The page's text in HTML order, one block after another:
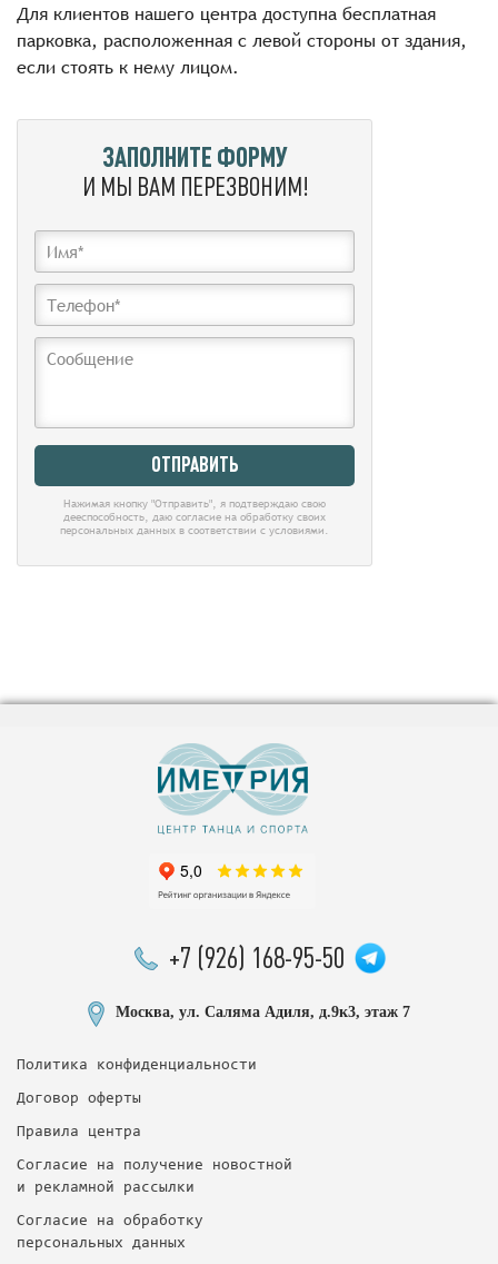
Для клиентов нашего центра доступна бесплатная
парковка, расположенная с левой стороны от здания,
если стоять к нему лицом.
ЗАПОЛНИТЕ ФОРМУ
И МЫ ВАМ ПЕРЕЗВОНИМ!
Нажимая кнопку "Отправить", я подтверждаю свою
дееспособность, даю согласие на обработку своих
персональных данных в соответствии с условиями.
+7 (926) 168-95-50
Москва, ул. Саляма Адиля, д.9к3, этаж 7
Политика конфиденциальности
Договор оферты
Правила центра
Согласие на получение новостной
и рекламной рассылки
Согласие на обработку
персональных данных